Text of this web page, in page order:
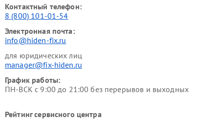
Контактный телефон:
8 (800) 101-01-54
Электронная почта:
info@hiden-fix.ru
для юридических лиц
manager@fix-hiden.ru
График работы:
ПН-ВСК с 9:00 до 21:00 без перерывов и выходных
Рейтинг сервисного центра